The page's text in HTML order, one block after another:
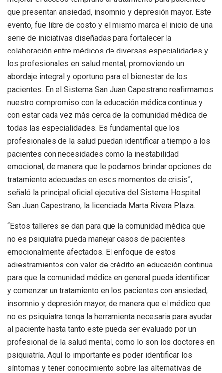
que presentan ansiedad, insomnio y depresión mayor. Este
evento, fue libre de costo y el mismo marca el inicio de una
serie de iniciativas diseñadas para fortalecer la
colaboración entre médicos de diversas especialidades y
los profesionales en salud mental, promoviendo un
abordaje integral y oportuno para el bienestar de los
pacientes. En el Sistema San Juan Capestrano reafirmamos
nuestro compromiso con la educación médica continua y
con estar cada vez más cerca de la comunidad médica de
todas las especialidades. Es fundamental que los
profesionales de la salud puedan identificar a tiempo a los
pacientes con necesidades como la inestabilidad
emocional, de manera que le podamos brindar opciones de
tratamiento adecuadas en esos momentos de crisis”,
señaló la principal oficial ejecutiva del Sistema Hospital
San Juan Capestrano, la licenciada Marta Rivera Plaza.
“Estos talleres se dan para que la comunidad médica que
no es psiquiatra pueda manejar casos de pacientes
emocionalmente afectados. El enfoque de estos
adiestramientos con valor de crédito en educación continua
para que la comunidad médica en general pueda identificar
y comenzar un tratamiento en los pacientes con ansiedad,
insomnio y depresión mayor, de manera que el médico que
no es psiquiatra tenga la herramienta necesaria para ayudar
al paciente hasta tanto este pueda ser evaluado por un
profesional de la salud mental, como lo son los doctores en
psiquiatría. Aquí lo importante es poder identificar los
síntomas y tener conocimiento sobre las alternativas de